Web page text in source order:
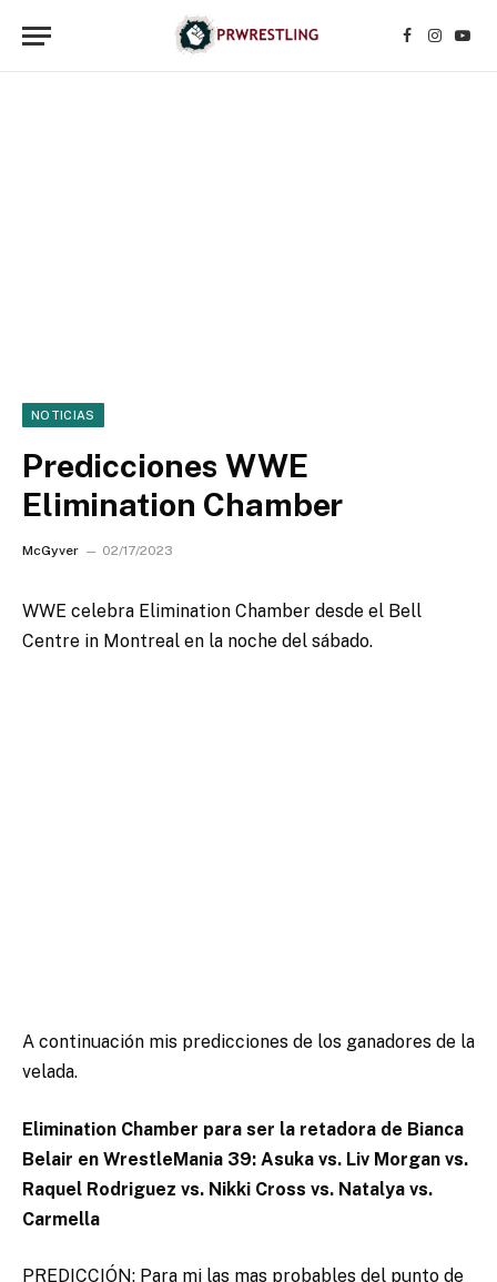
Facebook
NOTICIAS
Predicciones WWE
Elimination Chamber
McGyver 02/17/2023
WWE celebra Elimination Chamber desde el Bell
Centre in Montreal en la noche del sábado.
A continuación mis predicciones de los ganadores de la
velada.
Elimination Chamber para ser la retadora de Bianca
Belair en WrestleMania 39: Asuka vs. Liv Morgan vs.
Raquel Rodriguez vs. Nikki Cross vs. Natalya vs.
Carmella
PREDICCIÓN: Para mi las mas probables del punto de